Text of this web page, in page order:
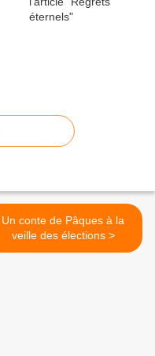
Un conte de Pâques à la
veille des élections >